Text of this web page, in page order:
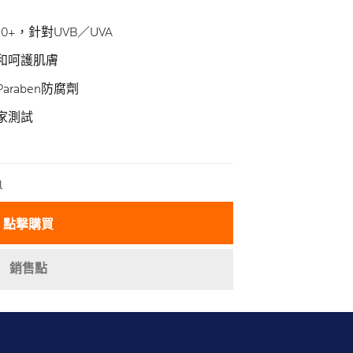
，針對UVB／UVA
呵護肌膚
防腐劑
測試
點撃購買
銷售點